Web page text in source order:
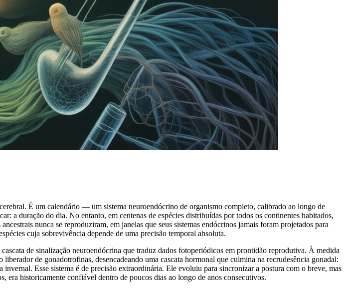
É um calendário — um sistema neuroendócrino de organismo completo, calibrado ao longo de
a duração do dia. No entanto, em centenas de espécies distribuídas por todos os continentes habitados,
nunca se reproduziram, em janelas que seus sistemas endócrinos jamais foram projetados para
cuja sobrevivência depende de uma precisão temporal absoluta.
de sinalização neuroendócrina que traduz dados fotoperiódicos em prontidão reprodutiva. À medida
de gonadotrofinas, desencadeando uma cascata hormonal que culmina na recrudesência gonadal:
Esse sistema é de precisão extraordinária. Ele evoluiu para sincronizar a postura com o breve, mas
era historicamente confiável dentro de poucos dias ao longo de anos consecutivos.